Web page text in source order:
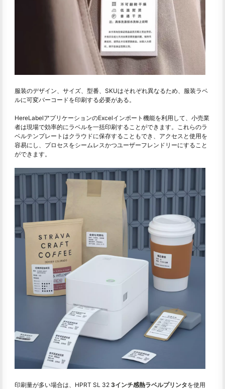
服装のデザイン、サイズ、型番、SKUはそれぞれ異なるため、服装ラベ
ルに可変バーコードを印刷する必要がある。
HereLabelアプリケーションのExcelインポート機能を利用して、小売業
者は現場で効率的にラベルを一括印刷することができます。これらのラ
ベルテンプレートはクラウドに保存することもでき、アクセスと使用を
容易にし、プロセスをシームレスかつユーザーフレンドリーにすること
ができます。
印刷量が多い場合は、HPRT SL 32 3インチ感熱ラベルプリンタを使用